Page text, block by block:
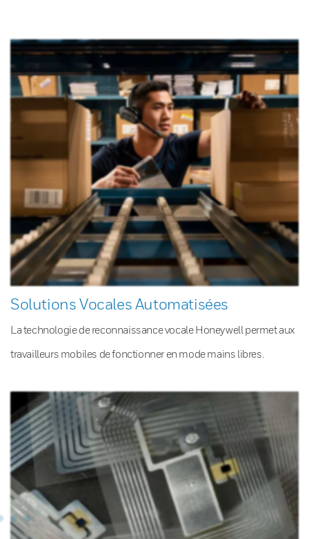
Solutions Vocales Automatisées
La technologie de reconnaissance vocale Honeywell permet aux
travailleurs mobiles de fonctionner en mode mains libres.